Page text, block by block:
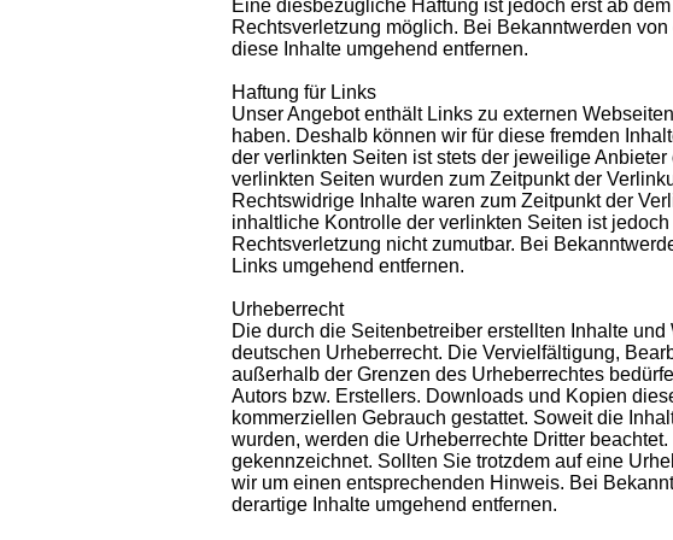
Eine diesbezügliche Haftung ist jedoch erst ab
Rechtsverletzung möglich. Bei Bekanntwerden
diese Inhalte umgehend entfernen.
Haftung für Links
Unser Angebot enthält Links zu externen
haben. Deshalb können wir für diese fremden
der verlinkten Seiten ist stets der jeweilige
verlinkten Seiten wurden zum Zeitpunkt der
Rechtswidrige Inhalte waren zum Zeitpunkt der
inhaltliche Kontrolle der verlinkten Seiten ist
Rechtsverletzung nicht zumutbar. Bei
Links umgehend entfernen.
Urheberrecht
Die durch die Seitenbetreiber erstellten Inhalte
deutschen Urheberrecht. Die Vervielfältigung,
außerhalb der Grenzen des Urheberrechtes
Autors bzw. Erstellers. Downloads und Kopien
kommerziellen Gebrauch gestattet. Soweit die
wurden, werden die Urheberrechte Dritter
gekennzeichnet. Sollten Sie trotzdem auf eine
wir um einen entsprechenden Hinweis. Bei
derartige Inhalte umgehend entfernen.